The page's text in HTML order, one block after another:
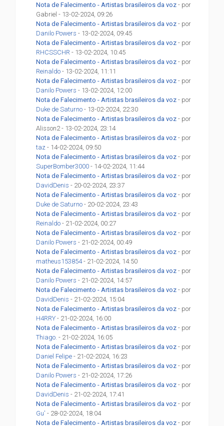
Nota de Falecimento - Artistas brasileiros da voz - por
Gabriel - 13-02-2024, 09:26
Nota de Falecimento - Artistas brasileiros da voz - por
Danilo Powers - 13-02-2024, 09:45
Nota de Falecimento - Artistas brasileiros da voz - por
RHCSSCHR - 13-02-2024, 10:45
Nota de Falecimento - Artistas brasileiros da voz - por
Reinaldo - 13-02-2024, 11:11
Nota de Falecimento - Artistas brasileiros da voz - por
Danilo Powers - 13-02-2024, 12:00
Nota de Falecimento - Artistas brasileiros da voz - por
Duke de Saturno - 13-02-2024, 22:30
Nota de Falecimento - Artistas brasileiros da voz - por
Alisson2 - 13-02-2024, 23:14
Nota de Falecimento - Artistas brasileiros da voz - por
taz - 14-02-2024, 09:50
Nota de Falecimento - Artistas brasileiros da voz - por
SuperBomber3000 - 14-02-2024, 11:44
Nota de Falecimento - Artistas brasileiros da voz - por
DavidDenis - 20-02-2024, 23:37
Nota de Falecimento - Artistas brasileiros da voz - por
Duke de Saturno - 20-02-2024, 23:43
Nota de Falecimento - Artistas brasileiros da voz - por
Reinaldo - 21-02-2024, 00:27
Nota de Falecimento - Artistas brasileiros da voz - por
Danilo Powers - 21-02-2024, 00:49
Nota de Falecimento - Artistas brasileiros da voz - por
matheus153854- 21-02-2024, 14:50
Nota de Falecimento - Artistas brasileiros da voz - por
Danilo Powers - 21-02-2024, 14:57
Nota de Falecimento - Artistas brasileiros da voz - por
DavidDenis - 21-02-2024, 15:04
Nota de Falecimento - Artistas brasileiros da voz - por
H4RRY - 21-02-2024, 16:00
Nota de Falecimento - Artistas brasileiros da voz - por
Thiago. - 21-02-2024, 16:05
Nota de Falecimento - Artistas brasileiros da voz - por
Daniel Felipe - 21-02-2024, 16:23
Nota de Falecimento - Artistas brasileiros da voz - por
Danilo Powers - 21-02-2024, 17:26
Nota de Falecimento - Artistas brasileiros da voz - por
DavidDenis - 21-02-2024, 17:41
Nota de Falecimento - Artistas brasileiros da voz - por
Gu' - 28-02-2024, 18:04
Nota de Falecimento - Artistas brasileiros da voz - por